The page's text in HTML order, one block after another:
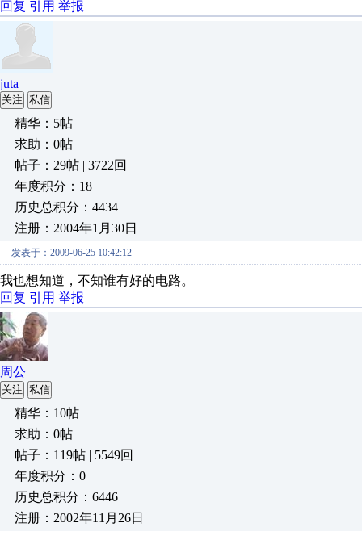
回复 引用 举报
juta
关注 私信
精华：5帖
求助：0帖
帖子：29帖 | 3722回
年度积分：18
历史总积分：4434
注册：2004年1月30日
发表于：2009-06-25 10:42:12
我也想知道，不知谁有好的电路。
回复 引用 举报
周公
关注 私信
精华：10帖
求助：0帖
帖子：119帖 | 5549回
年度积分：0
历史总积分：6446
注册：2002年11月26日